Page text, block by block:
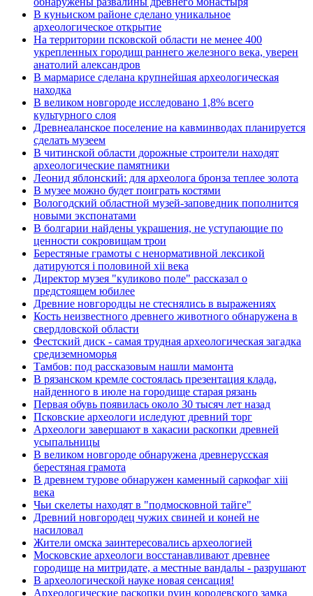
В куньиском районе сделано уникальное
археологическое открытие
На территории псковской области не менее 400
укрепленных городищ раннего железного века, уверен
анатолий александров
В мармарисе сделана крупнейшая археологическая
находка
В великом новгороде исследовано 1,8% всего
культурного слоя
Древнеаланское поселение на кавминводах планируется
сделать музеем
В читинской области дорожные строители находят
археологические памятники
Леонид яблонский: для археолога бронза теплее золота
В музее можно будет поиграть костями
Вологодский областной музей-заповедник пополнится
новыми экспонатами
В болгарии найдены украшения, не уступающие по
ценности сокровищам трои
Берестяные грамоты с ненормативной лексикой
датируются i половиной xii века
Директор музея "куликово поле" рассказал о
предстоящем юбилее
Древние новгородцы не стеснялись в выражениях
Кость неизвестного древнего животного обнаружена в
свердловской области
Фестский диск - самая трудная археологическая загадка
средиземноморья
Тамбов: под рассказовым нашли мамонта
В рязанском кремле состоялась презентация клада,
найденного в июле на городище старая рязань
Первая обувь появилась около 30 тысяч лет назад
Псковские археологи иследуют древний торг
Археологи завершают в хакасии раскопки древней
усыпальницы
В великом новгороде обнаружена древнерусская
берестяная грамота
В древнем турове обнаружен каменный саркофаг xiii
века
Чьи скелеты находят в "подмосковной тайге"
Древний новгородец чужих свиней и коней не
насиловал
Жители омска заинтересовались археологией
Московские археологи восстанавливают древнее
городище на митридате, а местные вандалы - разрушают
В археологической науке новая сенсация!
Археологические раскопки руин королевского замка